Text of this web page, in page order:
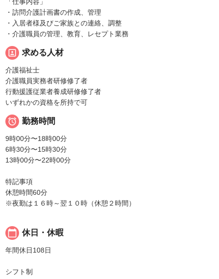
・訪問介護計画書の作成、管理
・入居者様及びご家族との連絡、調整
・介護職員の管理、教育、レセプト業務
portrait 求める人材
介護福祉士
介護職員実務者研修修了者
行動援護従業者養成研修修了者
いずれかの資格を所持で可
 勤務時間
9時00分〜18時00分
6時30分〜15時30分
13時00分〜22時00分
特記事項
休憩時間60分
※夜勤は１６時～翌１０時（休憩２時間）
calendar_today 休日・休暇
年間休日108日
シフト制